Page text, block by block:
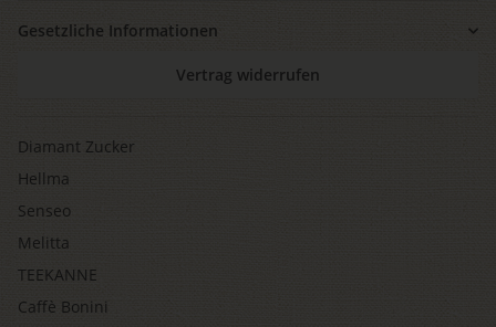
Gesetzliche Informationen
Vertrag widerrufen
Diamant Zucker
Hellma
Senseo
Melitta
TEEKANNE
Caffè Bonini